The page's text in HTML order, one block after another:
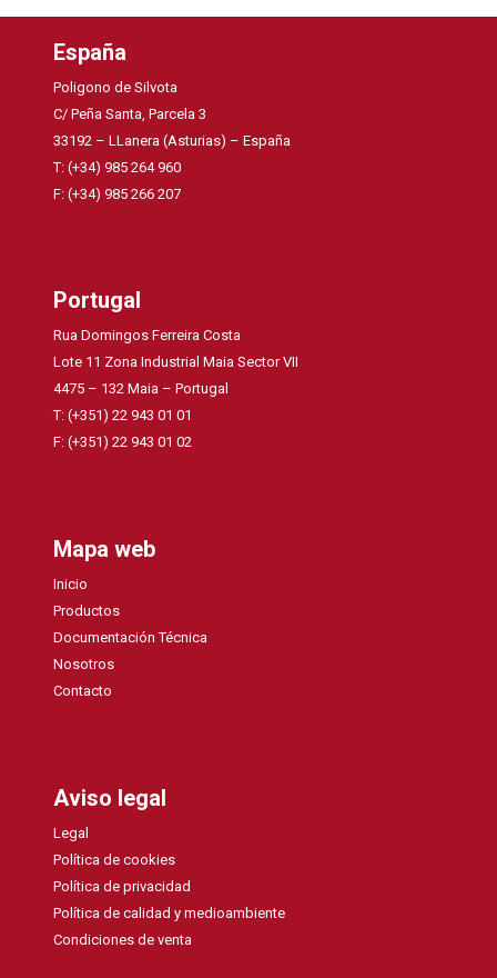
España
Poligono de Silvota
C/ Peña Santa, Parcela 3
33192 – LLanera (Asturias) – España
T: (+34) 985 264 960
F: (+34) 985 266 207
Portugal
Rua Domingos Ferreira Costa
Lote 11 Zona Industrial Maia Sector VII
4475 – 132 Maia – Portugal
T: (+351) 22 943 01 01
F: (+351) 22 943 01 02
Mapa web
Inicio
Productos
Documentación Técnica
Nosotros
Contacto
Aviso legal
Legal
Política de cookies
Política de privacidad
Política de calidad y medioambiente
Condiciones de venta